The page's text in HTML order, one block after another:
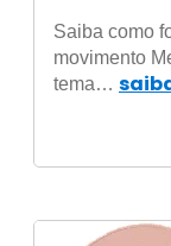
redes
Saiba como
movimento
tema…